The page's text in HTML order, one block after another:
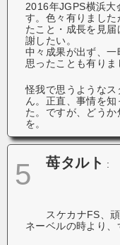
2016年JGPS横浜大
す。色々有りました
たこと・成長を見
謝したい。
中々成果が出ず、一
思ったことも有りま
怪我で思うような
ん。正直、事情を
た。ですが、どう
を。
5 苺タルト :
スケカナFS、
ネーベルの時より、